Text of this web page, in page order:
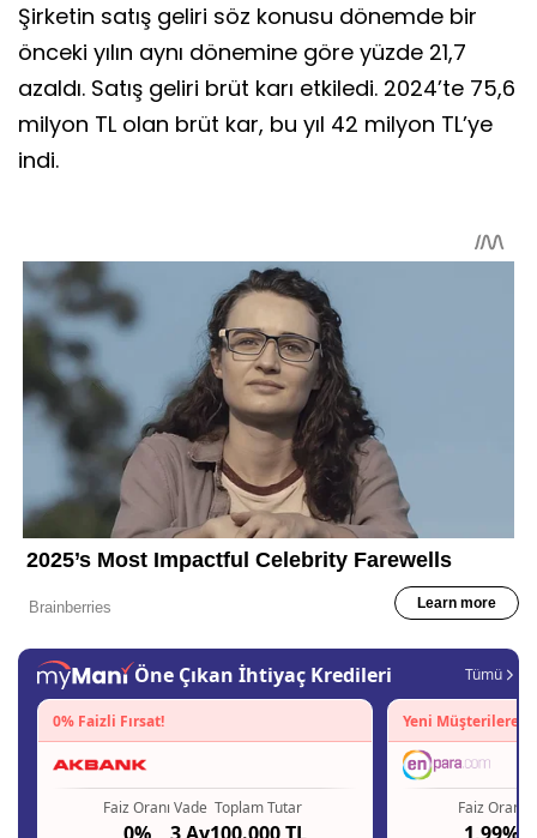
Şirketin satış geliri söz konusu dönemde bir
önceki yılın aynı dönemine göre yüzde 21,7
azaldı. Satış geliri brüt karı etkiledi. 2024’te 75,6
milyon TL olan brüt kar, bu yıl 42 milyon TL’ye
indi.